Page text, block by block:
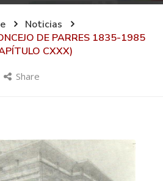
Noticias
DE PARRES 1835-1985
CXXX)
Share